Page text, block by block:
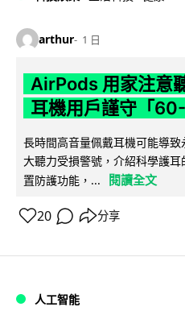
arthur 1 日
AirPods 用家注意
耳機用戶謹守「
長時間高音量佩戴耳機可能導
大聽力受損警號，介紹科學護
置防護功能，...
閱讀全文
20 分享
人工智能